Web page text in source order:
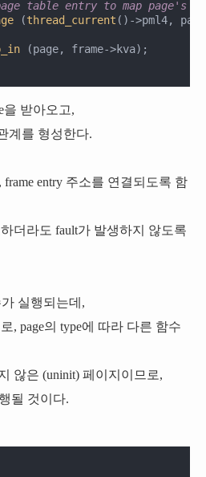
table entry to map page's
(thread_current ()->pml4,
(page, frame->kva);
을 받아오고,
계를 형성한다.
frame entry 주소를 연결되도록 함
더라도 fault가 발생하지 않도록
실행되는데,
, page의 type에 따라 다른 함수
않은 (uninit) 페이지이므로,
될 것이다.